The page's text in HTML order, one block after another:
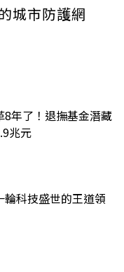
城市防護網
8年了！退撫基金潛藏
兆元
科技盛世的王道領